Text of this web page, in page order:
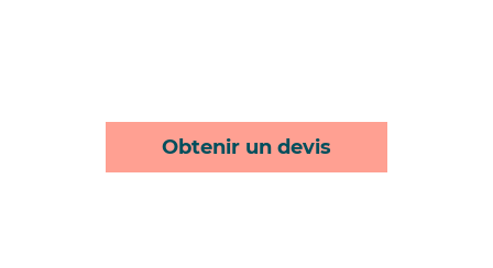
Obtenir un devis